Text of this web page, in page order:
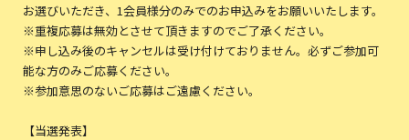
お選びいただき、1会員様分のみでのお申込みをお願いいたします。
※重複応募は無効とさせて頂きますのでご了承ください。
※申し込み後のキャンセルは受け付けておりません。必ずご参加可
能な方のみご応募ください。
※参加意思のないご応募はご遠慮ください。
【当選発表】